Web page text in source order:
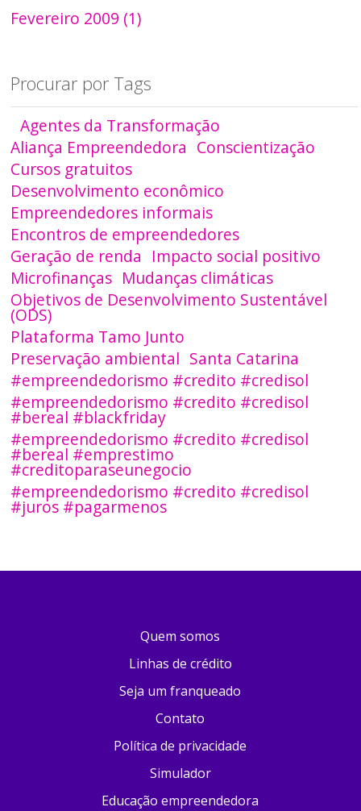
Fevereiro 2009 (1)
Procurar por Tags
Agentes da Transformação
Aliança Empreendedora Conscientização
Cursos gratuitos
Desenvolvimento econômico
Empreendedores informais
Encontros de empreendedores
Geração de renda Impacto social positivo
Microfinanças Mudanças climáticas
Objetivos de Desenvolvimento Sustentável
(ODS)
Plataforma Tamo Junto
Preservação ambiental Santa Catarina
#empreendedorismo #credito #credisol
#empreendedorismo #credito #credisol
#bereal #blackfriday
#empreendedorismo #credito #credisol
#bereal #emprestimo
#creditoparaseunegocio
#empreendedorismo #credito #credisol
#juros #pagarmenos
Quem somos
Linhas de crédito
Seja um franqueado
Contato
Política de privacidade
Simulador
Educação empreendedora